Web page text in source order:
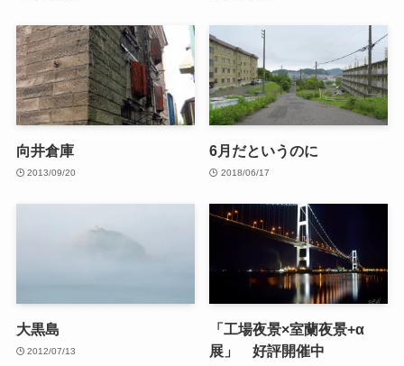
向井倉庫
2013/09/20
6月だというのに
2018/06/17
大黒島
2012/07/13
「工場夜景×室蘭夜景+α
展」 好評開催中